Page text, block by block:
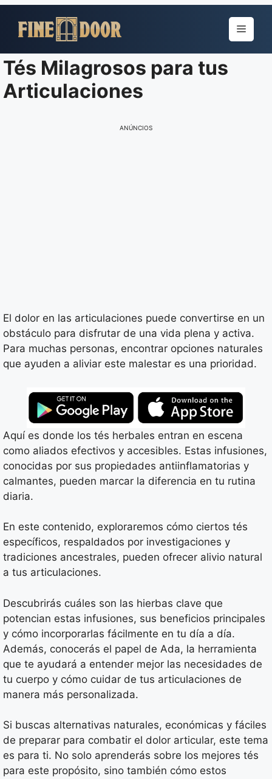
para
conteúdo
Menu
Tés Milagrosos para tus
Articulaciones
ANÚNCIOS
El dolor en las articulaciones puede convertirse en un
obstáculo para disfrutar de una vida plena y activa.
Para muchas personas, encontrar opciones naturales
que ayuden a aliviar este malestar es una prioridad.
Aquí es donde los tés herbales entran en escena
como aliados efectivos y accesibles. Estas infusiones,
conocidas por sus propiedades antiinflamatorias y
calmantes, pueden marcar la diferencia en tu rutina
diaria.
En este contenido, exploraremos cómo ciertos tés
específicos, respaldados por investigaciones y
tradiciones ancestrales, pueden ofrecer alivio natural
a tus articulaciones.
Descubrirás cuáles son las hierbas clave que
potencian estas infusiones, sus beneficios principales
y cómo incorporarlas fácilmente en tu día a día.
Además, conocerás el papel de Ada, la herramienta
que te ayudará a entender mejor las necesidades de
tu cuerpo y cómo cuidar de tus articulaciones de
manera más personalizada.
Si buscas alternativas naturales, económicas y fáciles
de preparar para combatir el dolor articular, este tema
es para ti. No solo aprenderás sobre los mejores tés
para este propósito, sino también cómo estos